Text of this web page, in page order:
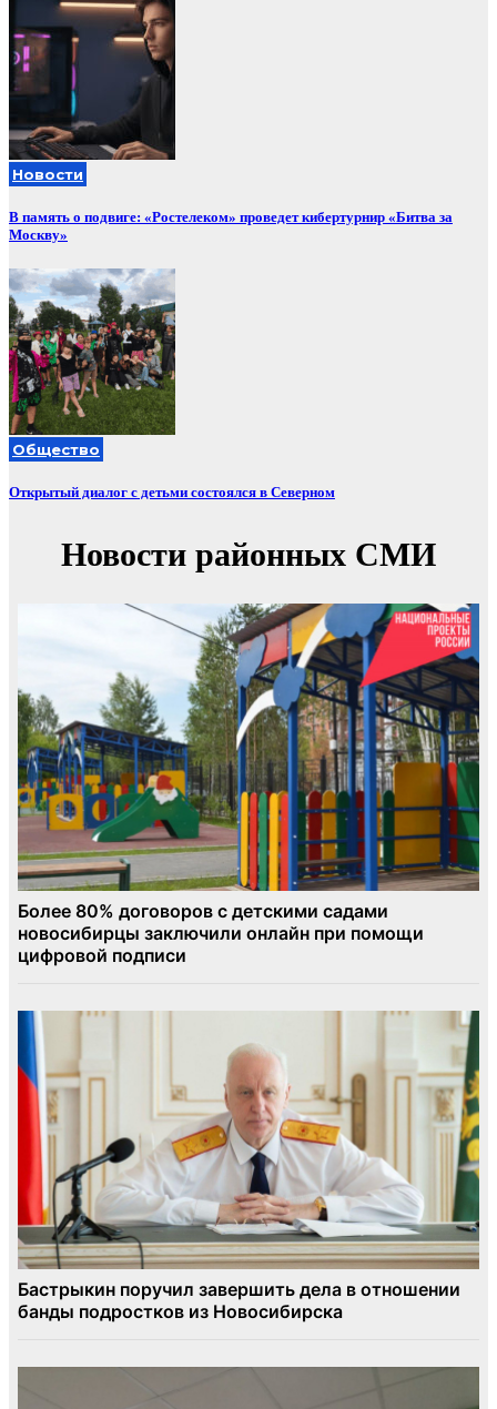
Новости
В память о подвиге: «Ростелеком» проведет кибертурнир «Битва за
Москву»
Общество
Открытый диалог с детьми состоялся в Северном